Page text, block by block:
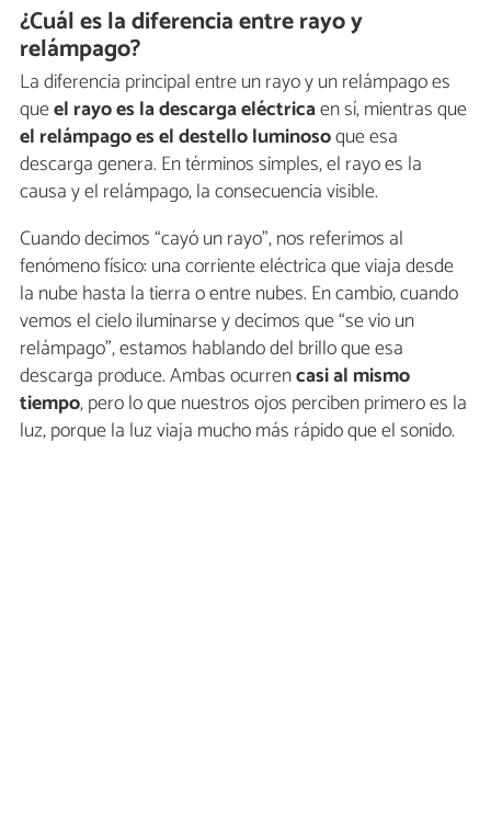
¿Cuál es la diferencia entre rayo y
relámpago?
La diferencia principal entre un rayo y un relámpago es
queel rayo es la descarga eléctricaen sí, mientras que
el relámpago es el destello luminosoque esa
descarga genera. En términos simples, el rayo es la
causa y el relámpago, la consecuencia visible.
Cuando decimos “cayó un rayo”, nos referimos al
fenómeno físico: una corriente eléctrica que viaja desde
la nube hasta la tierra o entre nubes. En cambio, cuando
vemos el cielo iluminarse y decimos que “se vio un
relámpago”, estamos hablando del brillo que esa
descarga produce. Ambas ocurrencasi al mismo
tiempo, pero lo que nuestros ojos perciben primero es la
luz, porque la luz viaja mucho más rápido que el sonido.